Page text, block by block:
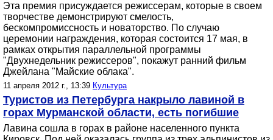
Эта премия присуждается режиссерам, которые в своем
творчестве демонстрируют смелость,
бескомпромиссность и новаторство. По случаю
церемонии награждения, которая состоится 17 мая, в
рамках открытия параллельной программы
"Двухнедельник режиссеров", покажут ранний фильм
Джейлана "Майские облака".
11 апреля 2012 г., 13:39 Культура
Туристов из Петербурга накрыло лавиной в
горах Мурманской области, есть погибшие
Лавина сошла в горах в районе населенного пункта